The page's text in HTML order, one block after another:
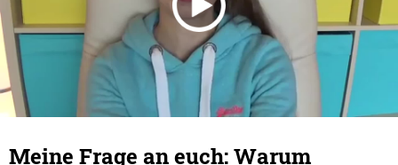
Meine Frage an euch: Warum